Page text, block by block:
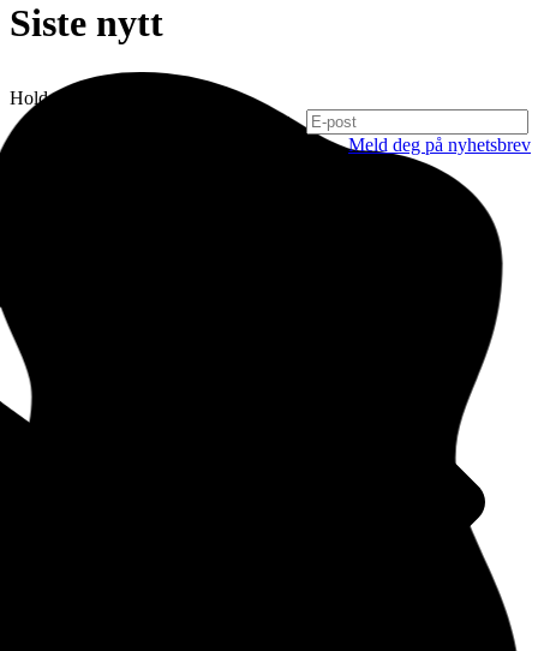
Siste nytt
Hold deg oppdatert
Meld deg på nyhetsbrev